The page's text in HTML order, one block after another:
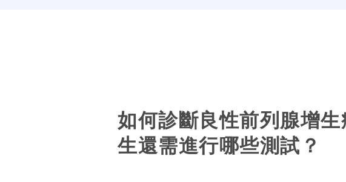
如何診斷良性前列腺增
生還需進行哪些測試？